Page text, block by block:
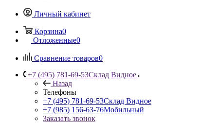
Личный кабинет
Корзина0
Отложенные0
Сравнение товаров0
+7 (495) 781-69-53Склад Видное
Назад
Телефоны
+7 (495) 781-69-53Склад Видное
+7 (985) 156-63-76Мобильный
Заказать звонок